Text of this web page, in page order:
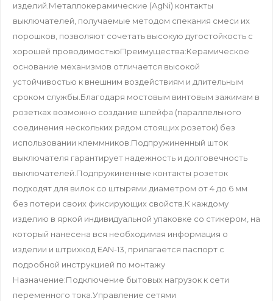
изделий.Металлокерамические (AgNi) контакты
выключателей, получаемые методом спекания смеси их
порошков, позволяют сочетать высокую дугостойкость с
хорошей проводимостьюПреимущества:Керамическое
основание механизмов отличается высокой
устойчивостью к внешним воздействиям и длительным
сроком службы.Благодаря мостовым винтовым зажимам в
розетках возможно создание шлейфа (параллельного
соединения нескольких рядом стоящих розеток) без
использовании клеммников.Подпружиненный шток
выключателя гарантирует надежность и долговечность
выключателей.Подпружиненные контакты розеток
подходят для вилок со штырями диаметром от 4 до 6 мм
без потери своих фиксирующих свойств.К каждому
изделию в яркой индивидуальной упаковке со стикером, на
который нанесена вся необходимая информация о
изделии и штрихкод EAN-13, прилагается паспорт с
подробной инструкцией по монтажу
Назначение:Подключение бытовых нагрузок к сети
переменного тока.Управление сетями